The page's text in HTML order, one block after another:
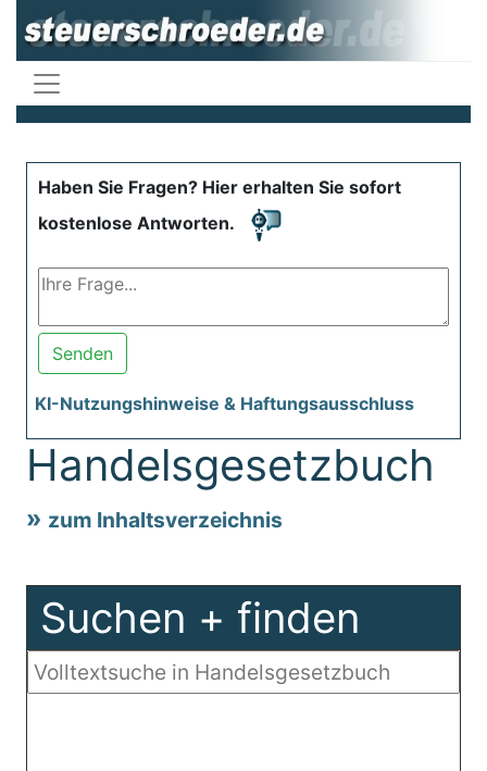
Haben Sie Fragen? Hier erhalten Sie sofort
kostenlose Antworten.
Senden
KI-Nutzungshinweise & Haftungsausschluss
Handelsgesetzbuch
zum Inhaltsverzeichnis
Suchen + finden